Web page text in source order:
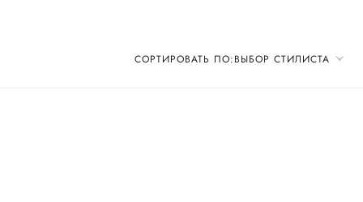
СОРТИРОВАТЬ ПО:ВЫБОР СТИЛИСТА